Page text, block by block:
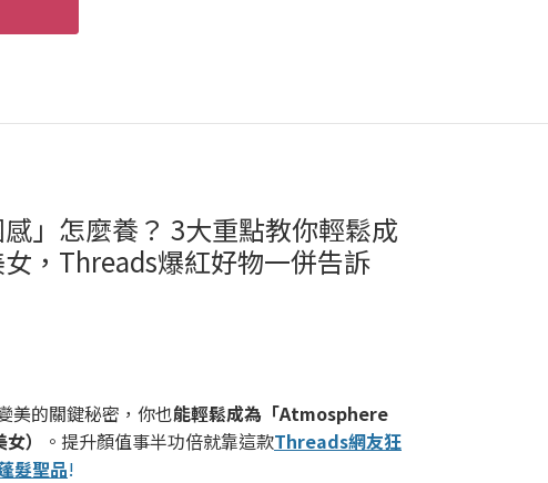
」怎麼養？ 3大重點教你輕鬆成
，Threads爆紅好物一併告訴
美的關鍵秘密，你也能輕鬆成為「Atmosphere
）
。提升顏值事半功倍就靠這款Threads網友狂
髮聖品!